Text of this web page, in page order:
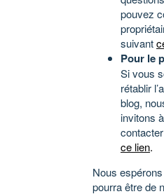
pouvez
suivant
Pour le
Si vous
rétablir
blog,
invitons
ce lien.
Nous
pourra être de